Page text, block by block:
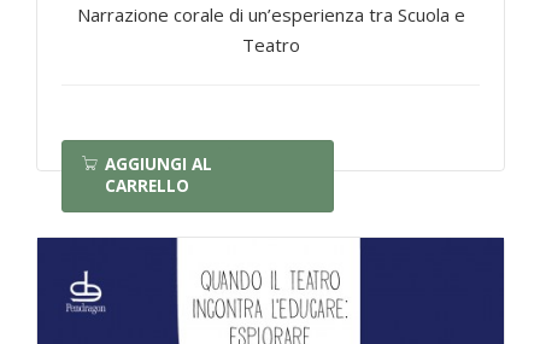
Narrazione corale di un’esperienza tra Scuola e
Teatro
AGGIUNGI AL
CARRELLO